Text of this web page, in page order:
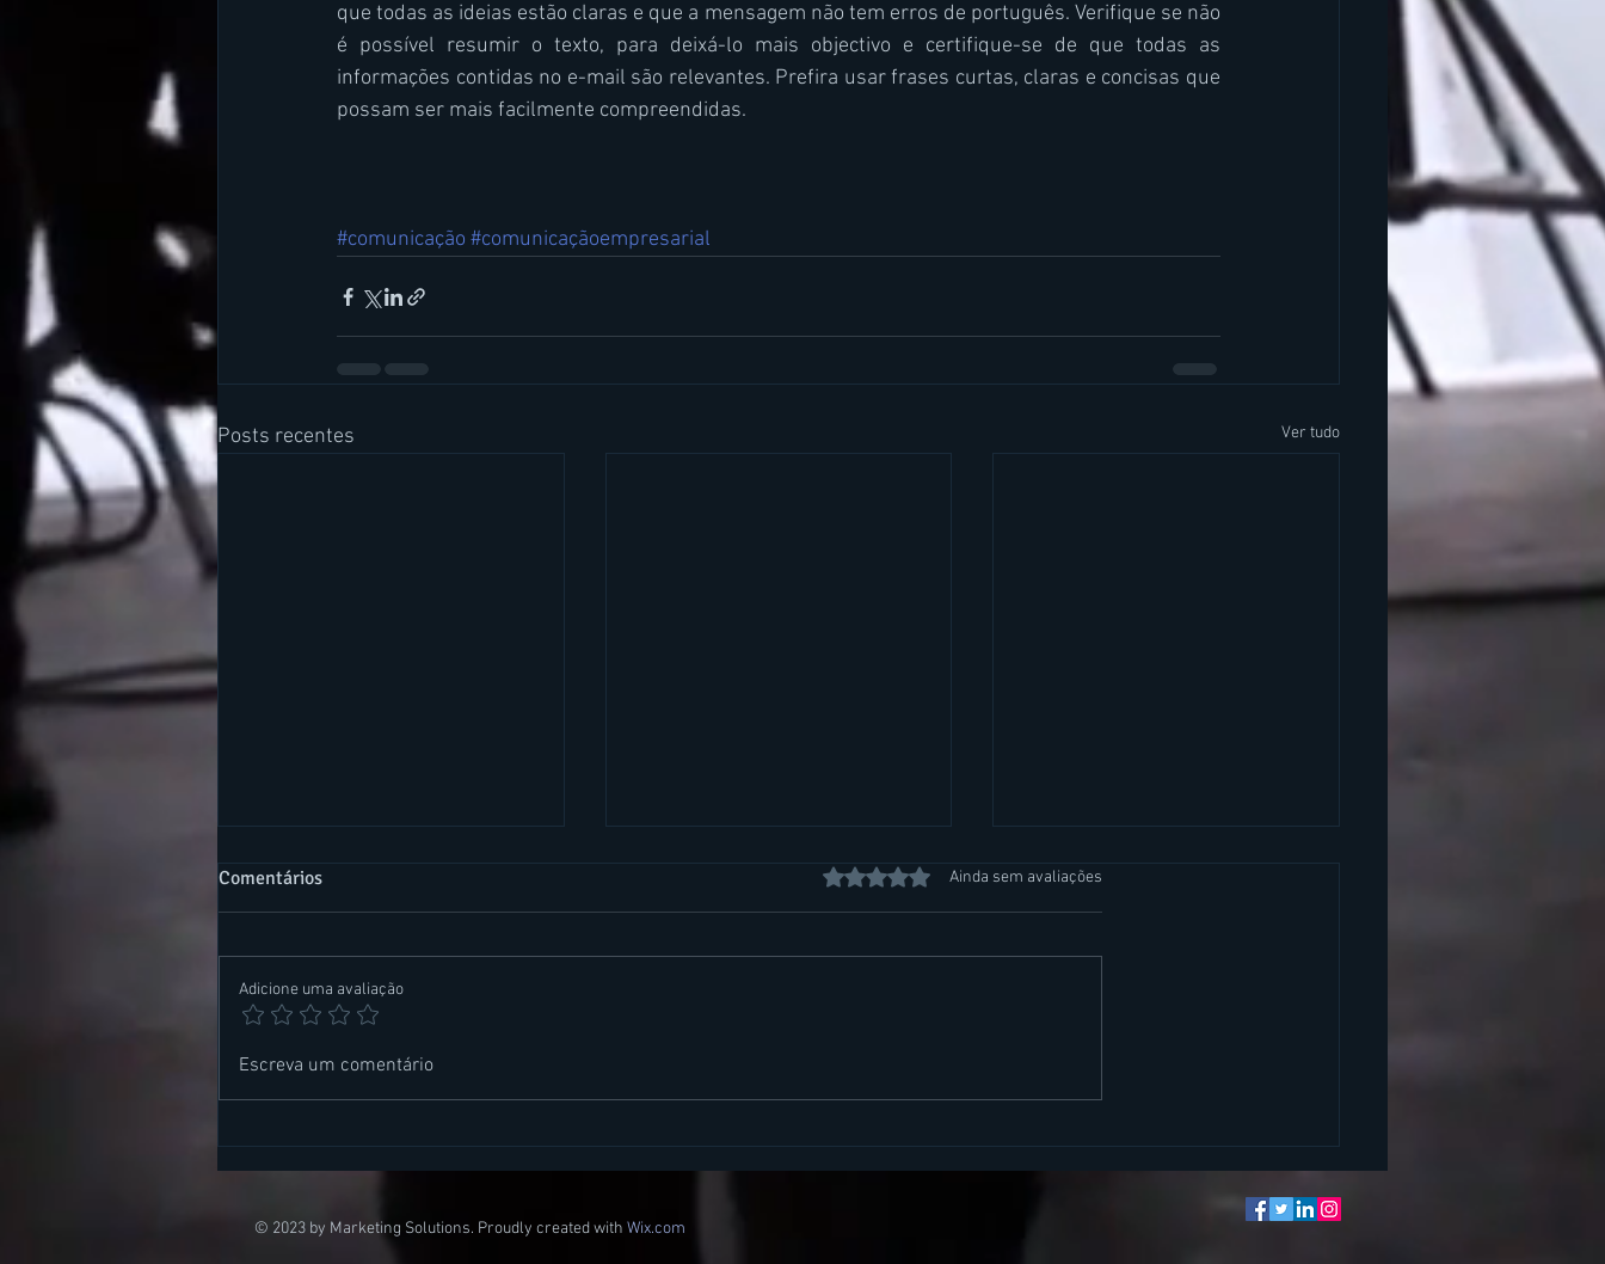
que todas as ideias estão claras e que a mensagem não tem erros de português. Verifique se não
é possível resumir o texto, para deixá-lo mais objectivo e certifique-se de que todas as
informações contidas no e-mail são relevantes. Prefira usar frases curtas, claras e concisas que
possam ser mais facilmente compreendidas.
#comunicação #comunicaçãoempresarial
Posts recentes Ver tudo
Como gerir uma Comunicação
Comentários Avaliado com 0 de 5 estrelas.
Ainda sem avaliações
Adicione uma avaliação
Escreva um comentário
© 2023 by Marketing Solutions. Proudly created with Wix.com